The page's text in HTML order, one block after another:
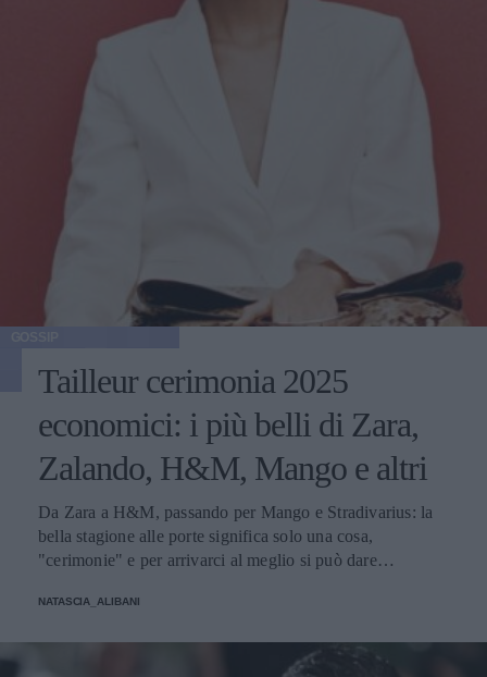
Tailleur cerimonia 2025
economici: i più belli di Zara,
Zalando, H&M, Mango e altri
Da Zara a H&M, passando per Mango e Stradivarius: la
bella stagione alle porte significa solo una cosa,
"cerimonie" e per arrivarci al meglio si può dare
NATASCIA_ALIBANI